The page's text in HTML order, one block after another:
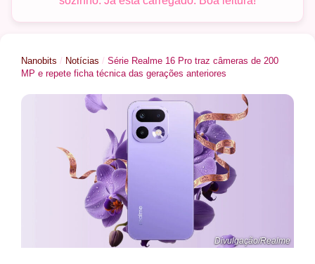
Nanobits / Notícias / Série Realme 16 Pro traz câmeras de 200
MP e repete ficha técnica das gerações anteriores
Divulgação/Realme